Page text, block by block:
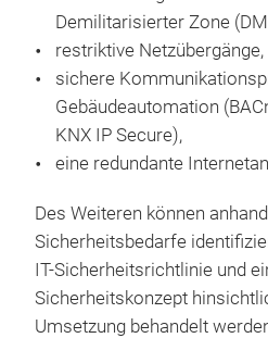
Demilitarisierter Zone
restriktive Netzübergänge,
sichere
Gebäudeautomation
KNX IP Secure),
eine redundante
Des Weiteren können
Sicherheitsbedarfe
IT-Sicherheitsrichtlinie und
Sicherheitskonzept
Umsetzung behandelt